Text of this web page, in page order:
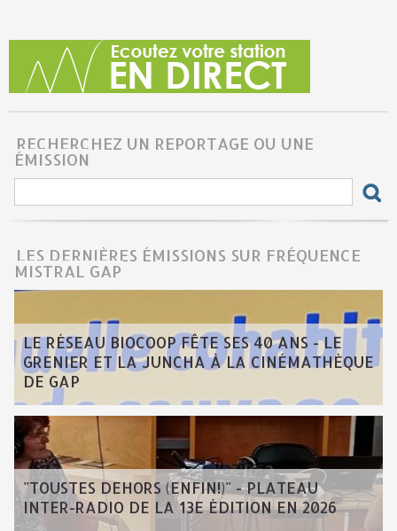
RECHERCHEZ UN REPORTAGE OU UNE
ÉMISSION
LES DERNIÈRES ÉMISSIONS SUR FRÉQUENCE
MISTRAL GAP
LE RÉSEAU BIOCOOP FÊTE SES 40 ANS - LE
GRENIER ET LA JUNCHA À LA CINÉMATHÈQUE
DE GAP
"TOUSTES DEHORS (ENFIN!)" - PLATEAU
INTER-RADIO DE LA 13E ÉDITION EN 2026